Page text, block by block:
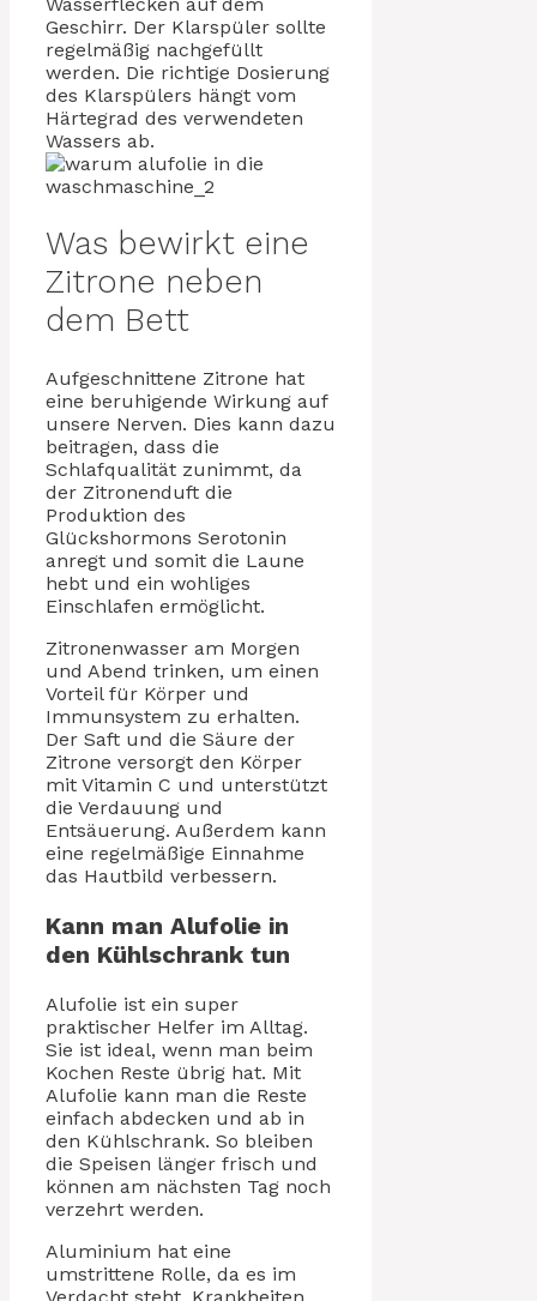
Geschirr. Der Klarspüler sollte
regelmäßig nachgefüllt
werden. Die richtige Dosierung
des Klarspülers hängt vom
Härtegrad des verwendeten
Wassers ab.
Was bewirkt eine
Zitrone neben
dem Bett
Aufgeschnittene Zitrone hat
eine beruhigende Wirkung auf
unsere Nerven. Dies kann dazu
beitragen, dass die
Schlafqualität zunimmt, da
der Zitronenduft die
Produktion des
Glückshormons Serotonin
anregt und somit die Laune
hebt und ein wohliges
Einschlafen ermöglicht.
Zitronenwasser am Morgen
und Abend trinken, um einen
Vorteil für Körper und
Immunsystem zu erhalten.
Der Saft und die Säure der
Zitrone versorgt den Körper
mit Vitamin C und unterstützt
die Verdauung und
Entsäuerung. Außerdem kann
eine regelmäßige Einnahme
das Hautbild verbessern.
Kann man Alufolie in
den Kühlschrank tun
Alufolie ist ein super
praktischer Helfer im Alltag.
Sie ist ideal, wenn man beim
Kochen Reste übrig hat. Mit
Alufolie kann man die Reste
einfach abdecken und ab in
den Kühlschrank. So bleiben
die Speisen länger frisch und
können am nächsten Tag noch
verzehrt werden.
Aluminium hat eine
umstrittene Rolle, da es im